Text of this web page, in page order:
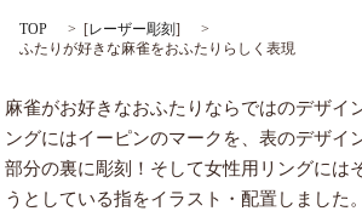
TOP [レーザー彫刻]
ふたりが好きな麻雀をおふたりらしく表現
麻雀がお好きなおふたりならではのデザイ
ングにはイーピンのマークを、表のデザイ
部分の裏に彫刻！そして女性用リングには
うとしている指をイラスト・配置しました